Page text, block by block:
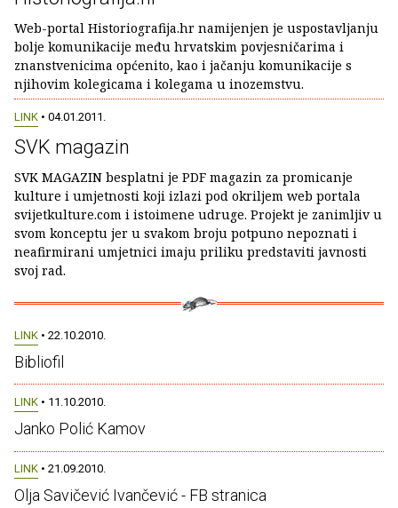
Web-portal Historiografija.hr namijenjen je uspostavljanju
bolje komunikacije među hrvatskim povjesničarima i
znanstvenicima općenito, kao i jačanju komunikacije s
njihovim kolegicama i kolegama u inozemstvu.
LINK • 04.01.2011.
SVK magazin
SVK MAGAZIN besplatni je PDF magazin za promicanje
kulture i umjetnosti koji izlazi pod okriljem web portala
svijetkulture.com i istoimene udruge. Projekt je zanimljiv u
svom konceptu jer u svakom broju potpuno nepoznati i
neafirmirani umjetnici imaju priliku predstaviti javnosti
svoj rad.
LINK • 22.10.2010.
Bibliofil
LINK • 11.10.2010.
Janko Polić Kamov
LINK • 21.09.2010.
Olja Savičević Ivančević - FB stranica